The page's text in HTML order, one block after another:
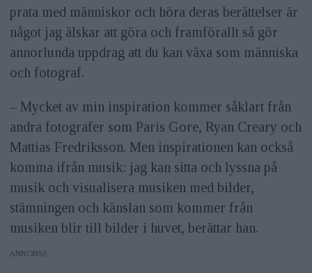
prata med människor och höra deras berättelser är
något jag älskar att göra och framförallt så gör
annorlunda uppdrag att du kan växa som människa
och fotograf.
– Mycket av min inspiration kommer såklart från
andra fotografer som Paris Gore, Ryan Creary och
Mattias Fredriksson. Men inspirationen kan också
komma ifrån musik: jag kan sitta och lyssna på
musik och visualisera musiken med bilder,
stämningen och känslan som kommer från
musiken blir till bilder i huvet, berättar han.
ANNONS